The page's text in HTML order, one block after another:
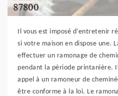
Il vous est imposé d’entretenir
si votre maison en dispose une.
effectuer un ramonage de
pendant la période printanière.
appel à un ramoneur de
être conforme à la loi. Le